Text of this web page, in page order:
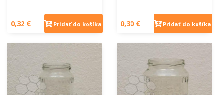
0,32 € Pridať do košíka 0,30 € Pridať do košíka